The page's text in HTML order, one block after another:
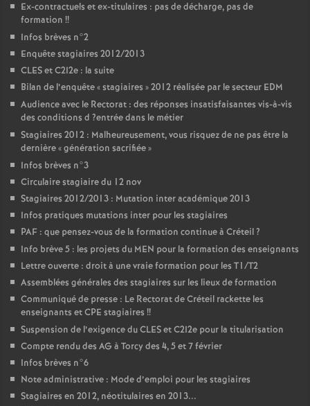
Ex-contractuels et ex-titulaires : pas de décharge, pas de
formation !!
Infos brèves n°2
Enquête stagiaires 2012/2013
CLESet C2I2e : la suite
Bilan de l’enquête «stagiaires » 2012 réalisée par le secteur EDM
Audience avec le Rectorat : des réponses insatisfaisantes vis-à-vis
des conditions d ?entrée dans le métier
Stagiaires 2012 : Malheureusement, vous risquez de ne pas être la
dernière «génération sacrifiée»
Infos brèves n°3
Circulaire stagiaire du 12 nov
Stagiaires 2012/2013 : Mutation inter académique 2013
Infos pratiques mutations inter pour les stagiaires
PAF : que pensez-vous de la formation continue à Créteil?
Info brève 5 : les projets du MEN pour la formation des enseignants
Lettre ouverte : droit à une vraie formation pour les T1/T2
Assemblées générales des stagiaires sur les lieux de formation
Communiqué de presse : Le Rectorat de Créteil rackette les
enseignants etCPE stagiaires !!
Suspension de l’exigence duCLESet C2I2e pour la titularisation
Compte rendu des AG à Torcy des 4, 5 et 7 février
Infos brèves n°6
Note administrative : Mode d’emploi pour les stagiaires
Stagiaires en 2012, néotitulaires en 2013...